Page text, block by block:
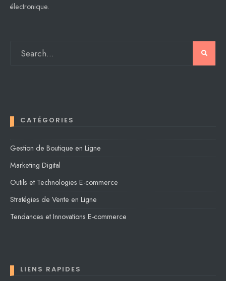
électronique.
CATÉGORIES
Gestion de Boutique en Ligne
Marketing Digital
Outils et Technologies E-commerce
Stratégies de Vente en Ligne
Tendances et Innovations E-commerce
LIENS RAPIDES